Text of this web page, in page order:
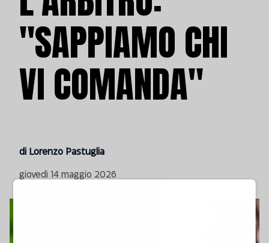
"SAPPIAMO CHI
VI COMANDA"
di Lorenzo Pastuglia
giovedì 14 maggio 2026